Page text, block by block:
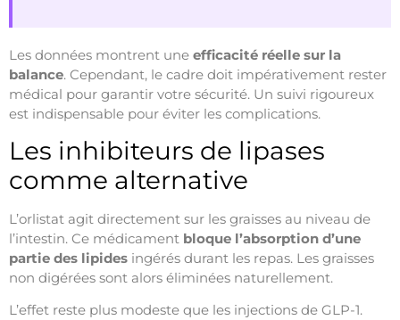
Les données montrent une efficacité réelle sur la
balance. Cependant, le cadre doit impérativement rester
médical pour garantir votre sécurité. Un suivi rigoureux
est indispensable pour éviter les complications.
Les inhibiteurs de lipases
comme alternative
L’orlistat agit directement sur les graisses au niveau de
l’intestin. Ce médicament bloque l’absorption d’une
partie des lipides ingérés durant les repas. Les graisses
non digérées sont alors éliminées naturellement.
L’effet reste plus modeste que les injections de GLP-1.